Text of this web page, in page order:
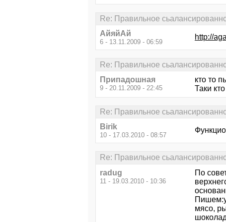
Re: Правильное
АйяйАй
6 - 13.11.2009 - 06:59
http://
Re: Правильное
Припадошная
9 - 20.11.2009 - 22:45
кто то
Таки
Re: Правильное
Birik
10 - 17.03.2010 - 08:57
Re: Правильное
radug
11 - 19.03.2010 - 10:36
По
мясо,